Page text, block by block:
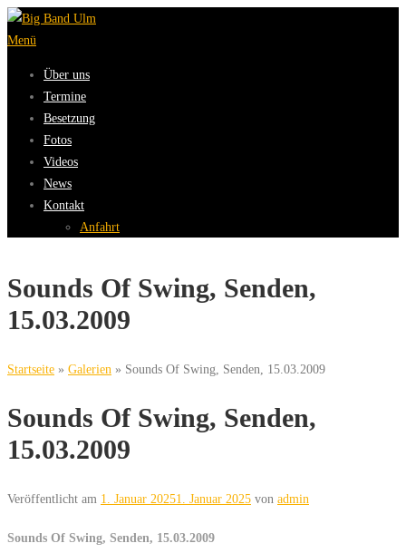
Zum
Inhalt
Menü
Über uns
Termine
Besetzung
Fotos
Videos
News
Kontakt
Anfahrt
Sounds Of Swing, Senden,
15.03.2009
Startseite » Galerien » Sounds Of Swing, Senden, 15.03.2009
Sounds Of Swing, Senden,
15.03.2009
Veröffentlicht am 1. Januar 20251. Januar 2025 von admin
Sounds Of Swing, Senden, 15.03.2009